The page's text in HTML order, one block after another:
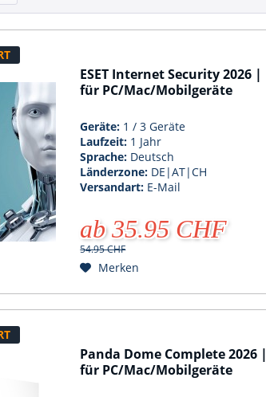
ESET Internet Security 2026 |
für PC/Mac/Mobilgeräte
Geräte: 1 / 3 Geräte
Laufzeit: 1 Jahr
Sprache: Deutsch
Länderzone: DE|AT|CH
Versandart: E-Mail
ab 35.95 CHF
54.95 CHF
Merken
Panda Dome Complete 2026 |
für PC/Mac/Mobilgeräte